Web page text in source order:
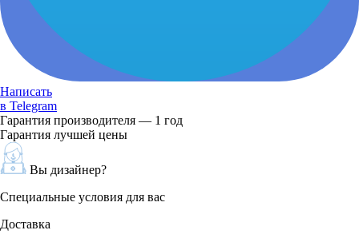
Написать
в Telegram
Гарантия производителя — 1 год
Гарантия лучшей цены
Вы дизайнер?
Специальные условия для вас
Доставка